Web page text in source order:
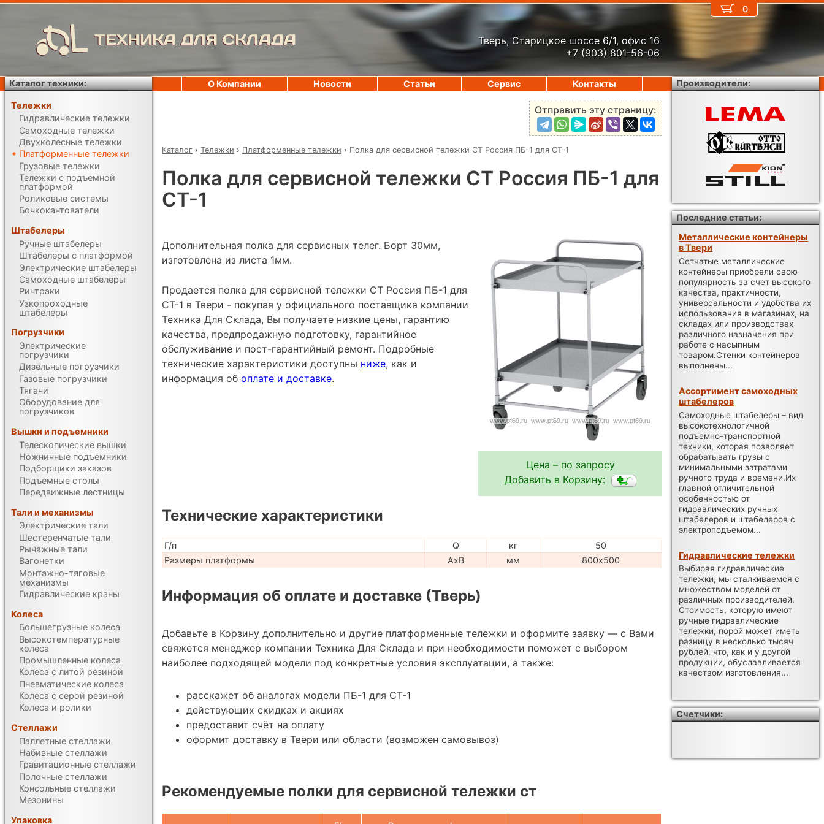
ТЕХНИКА ДЛЯ СКЛАДА
Тверь, Старицкое шоссе 6/1, офис 16
+7 (903) 801-56-06
Отправить эту страницу:
Каталог › Тележки › Платформенные тележки › Полка для сервисной тележки СТ Россия ПБ-1 для СТ-1
Полка для сервисной тележки СТ Россия ПБ-1 для
СТ-1
Цена – по запросу
Добавить в Корзину:
Дополнительная полка для сервисных телег. Борт 30мм,
изготовлена из листа 1мм.
Продается полка для сервисной тележки СТ Россия ПБ-1 для
СТ-1 в Твери - покупая у официального поставщика компании
Техника Для Склада, Вы получаете низкие цены, гарантию
качества, предпродажную подготовку, гарантийное
обслуживание и пост-гарантийный ремонт. Подробные
технические характеристики доступны ниже, как и
информация об оплате и доставке.
Технические характеристики
Г/п Q кг
50
Размеры платформы
AxB мм 800х500
Информация об оплате и доставке (Тверь)
Добавьте в Корзину дополнительно и другие платформенные тележки и оформите заявку — с Вами
свяжется менеджер компании Техника Для Склада и при необходимости поможет с выбором
наиболее подходящей модели под конкретные условия эксплуатации, а также:
расскажет об аналогах модели ПБ-1 для СТ-1
действующих скидках и акциях
предоставит счёт на оплату
оформит доставку в Твери или области (возможен самовывоз)
Рекомендуемые полки для сервисной тележки ст
0
О Компании Новости Статьи Сервис Контакты
Каталог техники:
Тележки
Гидравлические тележки
Самоходные тележки
Двухколесные тележки
Платформенные тележки
Грузовые тележки
Тележки с подъемной
платформой
Роликовые системы
Бочкокантователи
Штабелеры
Ручные штабелеры
Штабелеры с платформой
Электрические штабелеры
Самоходные штабелеры
Ричтраки
Узкопроходные
штабелеры
Погрузчики
Электрические
погрузчики
Дизельные погрузчики
Газовые погрузчики
Тягачи
Оборудование для
погрузчиков
Вышки и подъемники
Телескопические вышки
Ножничные подъемники
Подборщики заказов
Подъемные столы
Передвижные лестницы
Тали и механизмы
Электрические тали
Шестеренчатые тали
Рычажные тали
Вагонетки
Монтажно-тяговые
механизмы
Гидравлические краны
Колеса
Большегрузные колеса
Высокотемпературные
колеса
Промышленные колеса
Колеса с литой резиной
Пневматические колеса
Колеса с серой резиной
Колеса и ролики
Стеллажи
Паллетные стеллажи
Набивные стеллажи
Гравитационные стеллажи
Полочные стеллажи
Консольные стеллажи
Мезонины
Упаковка
Производители:
Последние статьи:
Металлические контейнеры
в Твери
Сетчатые металлические
контейнеры приобрели свою
популярность за счет высокого
качества, практичности,
универсальности и удобства их
использования в магазинах, на
складах или производствах
различного назначения при
работе с насыпным
товаром.Стенки контейнеров
выполнены...
Ассортимент самоходных
штабелеров
Самоходные штабелеры – вид
высокотехнологичной
подъемно-транспортной
техники, которая позволяет
обрабатывать грузы с
минимальными затратами
ручного труда и времени.Их
главной отличительной
особенностью от
гидравлических ручных
штабелеров и штабелеров с
электроподъемом...
Гидравлические тележки
Выбирая гидравлические
тележки, мы сталкиваемся с
множеством моделей от
различных производителей.
Стоимость, которую имеют
ручные гидравлические
тележки, порой может иметь
разницу в несколько тысяч
рублей, что, как и у другой
продукции, обуславливается
качеством изготовления...
Счетчики: